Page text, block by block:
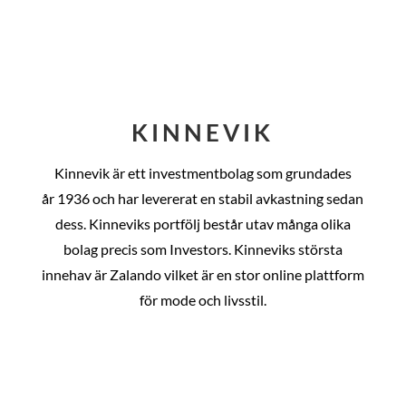
KINNEVIK
Kinnevik är ett investmentbolag som grundades
år 1936 och har levererat en stabil avkastning sedan
dess. Kinneviks portfölj består utav många olika
bolag precis som Investors. Kinneviks största
innehav är Zalando vilket är en stor online plattform
för mode och livsstil.